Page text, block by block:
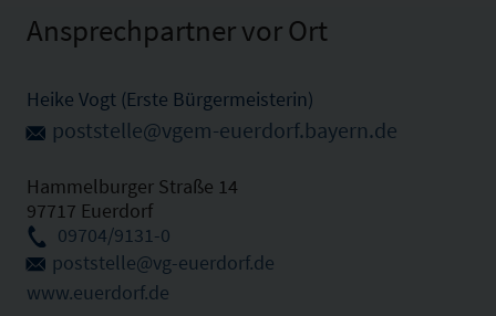
Ansprechpartner vor Ort
Heike Vogt (Erste Bürgermeisterin)
poststelle@vgem-euerdorf.bayern.de
Hammelburger Straße 14
97717 Euerdorf
09704/9131-0
poststelle@vg-euerdorf.de
www.euerdorf.de